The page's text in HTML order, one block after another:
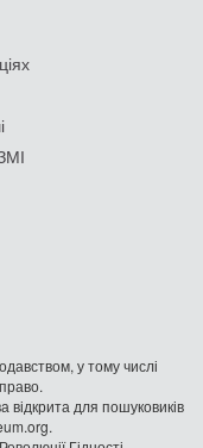
у тому числі
відкрита для пошуковиків